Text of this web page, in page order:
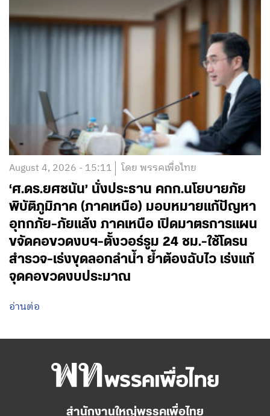
August 4, 2026 - 15:11 โดย พรรคเพื่อไทย
‘ศ.ดร.ยศชนัน’ นั่งประธาน คกก.นโยบายภัย
พิบัติภูมิภาค (ภาคเหนือ) มอบหมายแก้ปัญหา
อุทกภัย-ภัยแล้ง ภาคเหนือ เปิดมาตรการแผน
ขจัดคอขวดงบฯ-ตั้งวอร์รูม 24 ชม.-ใช้โดรน
สำรวจ-เร่งขุดลอกลำน้ำ ย้ำต้องฉับไว เร่งแก้
จุดคอขวดงบประมาณ
อ่านต่อ
สำนักงานใหญ่พรรคเพื่อไทย